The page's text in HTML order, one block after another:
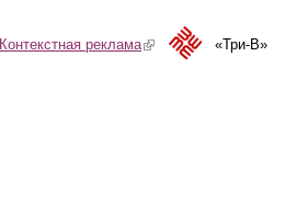
Контекстная реклама(link is external)«Три-В»